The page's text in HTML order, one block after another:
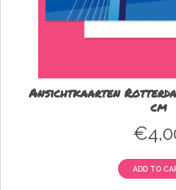
Ansichtkaarten
cm
€
ADD TO